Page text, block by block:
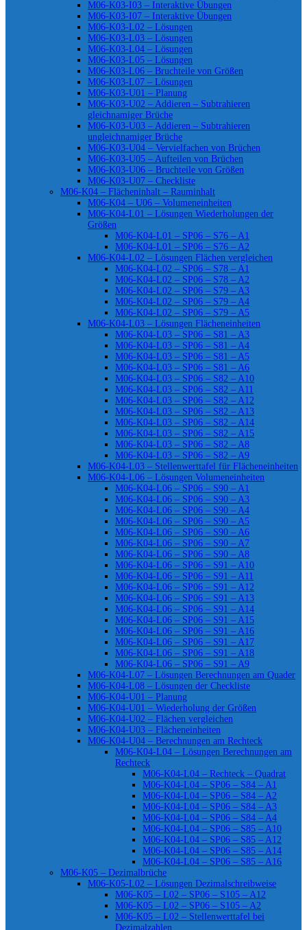
M06-K03-I03 – Interaktive Übungen
M06-K03-I07 – Interaktive Übungen
M06-K03-L02 – Lösungen
M06-K03-L03 – Lösungen
M06-K03-L04 – Lösungen
M06-K03-L05 – Lösungen
M06-K03-L06 – Bruchteile von Größen
M06-K03-L07 – Lösungen
M06-K03-U01 – Planung
M06-K03-U02 – Addieren – Subtrahieren
gleichnamiger Brüche
M06-K03-U03 – Addieren – Subtrahieren
ungleichnamiger Brüche
M06-K03-U04 – Vervielfachen von Brüchen
M06-K03-U05 – Aufteilen von Brüchen
M06-K03-U06 – Bruchteile von Größen
M06-K03-U07 – Checkliste
M06-K04 – Flächeninhalt – Rauminhalt
M06-K04 – U06 – Volumeneinheiten
M06-K04-L01 – Lösungen Wiederholungen der
Größen
M06-K04-L01 – SP06 – S76 – A1
M06-K04-L01 – SP06 – S76 – A2
M06-K04-L02 – Lösungen Flächen vergleichen
M06-K04-L02 – SP06 – S78 – A1
M06-K04-L02 – SP06 – S78 – A2
M06-K04-L02 – SP06 – S79 – A3
M06-K04-L02 – SP06 – S79 – A4
M06-K04-L02 – SP06 – S79 – A5
M06-K04-L03 – Lösungen Flächeneinheiten
M06-K04-L03 – SP06 – S81 – A3
M06-K04-L03 – SP06 – S81 – A4
M06-K04-L03 – SP06 – S81 – A5
M06-K04-L03 – SP06 – S81 – A6
M06-K04-L03 – SP06 – S82 – A10
M06-K04-L03 – SP06 – S82 – A11
M06-K04-L03 – SP06 – S82 – A12
M06-K04-L03 – SP06 – S82 – A13
M06-K04-L03 – SP06 – S82 – A14
M06-K04-L03 – SP06 – S82 – A15
M06-K04-L03 – SP06 – S82 – A8
M06-K04-L03 – SP06 – S82 – A9
M06-K04-L03 – Stellenwerttafel für Flächeneinheiten
M06-K04-L06 – Lösungen Volumeneinheiten
M06-K04-L06 – SP06 – S90 – A1
M06-K04-L06 – SP06 – S90 – A3
M06-K04-L06 – SP06 – S90 – A4
M06-K04-L06 – SP06 – S90 – A5
M06-K04-L06 – SP06 – S90 – A6
M06-K04-L06 – SP06 – S90 – A7
M06-K04-L06 – SP06 – S90 – A8
M06-K04-L06 – SP06 – S91 – A10
M06-K04-L06 – SP06 – S91 – A11
M06-K04-L06 – SP06 – S91 – A12
M06-K04-L06 – SP06 – S91 – A13
M06-K04-L06 – SP06 – S91 – A14
M06-K04-L06 – SP06 – S91 – A15
M06-K04-L06 – SP06 – S91 – A16
M06-K04-L06 – SP06 – S91 – A17
M06-K04-L06 – SP06 – S91 – A18
M06-K04-L06 – SP06 – S91 – A9
M06-K04-L07 – Lösungen Berechnungen am Quader
M06-K04-L08 – Lösungen der Checkliste
M06-K04-U01 – Planung
M06-K04-U01 – Wiederholung der Größen
M06-K04-U02 – Flächen vergleichen
M06-K04-U03 – Flächeneinheiten
M06-K04-U04 – Berechnungen am Rechteck
M06-K04-L04 – Lösungen Berechnungen am
Rechteck
M06-K04-L04 – Rechteck – Quadrat
M06-K04-L04 – SP06 – S84 – A1
M06-K04-L04 – SP06 – S84 – A2
M06-K04-L04 – SP06 – S84 – A3
M06-K04-L04 – SP06 – S84 – A4
M06-K04-L04 – SP06 – S85 – A10
M06-K04-L04 – SP06 – S85 – A12
M06-K04-L04 – SP06 – S85 – A14
M06-K04-L04 – SP06 – S85 – A16
M06-K05 – Dezimalbrüche
M06-K05-L02 – Lösungen Dezimalschreibweise
M06-K05 – L02 – SP06 – S105 – A12
M06-K05 – L02 – SP06 – S105 – A2
M06-K05 – L02 – Stellenwerttafel bei
Dezimalzahlen